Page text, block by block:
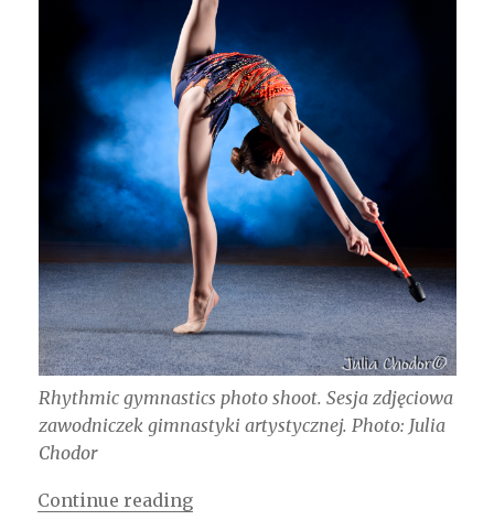
Rhythmic gymnastics photo shoot. Sesja zdjęciowa
zawodniczek gimnastyki artystycznej. Photo: Julia
Chodor
Continue reading“Rhythmic gymnastics /